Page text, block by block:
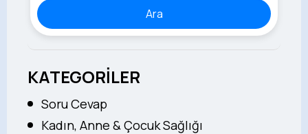
Ara
KATEGORİLER
Soru Cevap
Kadın, Anne & Çocuk Sağlığı